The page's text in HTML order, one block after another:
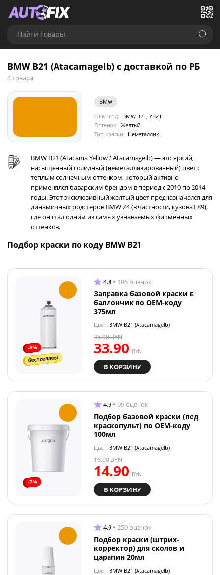
Найти товары
BMW B21 (Atacamagelb) с доставкой по РБ
4 товара
BMW
OEM-код: BMW B21, YB21
Оттенок: Желтый
Тип краски: Неметаллик
BMW B21 (Atacama Yellow / Atacamagelb) — это яркий,
насыщенный солидный (неметаллизированный) цвет с
теплым солнечным оттенком, который активно
применялся баварским брендом в период с 2010 по 2014
годы. Этот эксклюзивный желтый цвет предназначался для
динамичных родстеров BMW Z4 (в частности, кузова E89),
где он стал одним из самых узнаваемых фирменных
оттенков.
Подбор краски по коду BMW B21
-9%
бестселлер!
4.8 185 оценок
Заправка базовой краски в
баллончик по OEM-коду
375мл
Цвет: BMW B21 (Atacamagelb)
33.90 BYN
36.90BYN
В КОРЗИНУ
-7%
4.9 99 оценок
Подбор базовой краски (под
краскопульт) по OEM-коду
100мл
Цвет: BMW B21 (Atacamagelb)
14.90 BYN
16.00BYN
В КОРЗИНУ
4.9 259 оценок
Подбор краски (штрих-
корректор) для сколов и
царапин 20мл
Цвет: BMW B21 (Atacamagelb)